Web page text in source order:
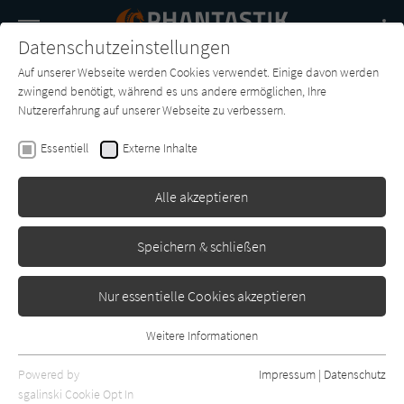
SUCHE
Buch-
Entdecker
Forum Charts
William Leisner
Star Trek: The Next Generation
06 - Den Frieden verlieren
Cross Cult
Datenschutzeinstellungen
Auf unserer Webseite werden Cookies verwendet. Einige davon werden
zwingend benötigt, während es uns andere ermöglichen, Ihre
Nutzererfahrung auf unserer Webseite zu verbessern.
Essentiell Externe Inhalte
Alle akzeptieren
Speichern & schließen
Nur essentielle Cookies akzeptieren
Essentielle Cookies werden für grundlegende Funktionen der
Webseite benötigt. Dadurch ist gewährleistet, dass die Webseite
Weitere Informationen
Powered by
sgalinski Cookie Opt In
Impressum | Datenschutz